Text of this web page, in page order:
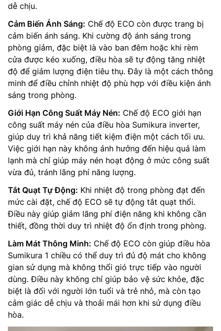
dễ chịu.
Cảm Biến Ánh Sáng: Chế độ ECO còn được trang bị
cảm biến ánh sáng. Khi cường độ ánh sáng trong
phòng giảm, đặc biệt là vào ban đêm hoặc khi rèm
cửa được kéo xuống, điều hòa sẽ tự động tăng nhiệt
độ để giảm lượng điện tiêu thụ. Đây là một cách thông
minh để điều chỉnh nhiệt độ phù hợp với điều kiện ánh
sáng trong phòng.
Giới Hạn Công Suất Máy Nén: Chế độ ECO giới hạn
công suất máy nén của điều hòa Sumikura inverter,
giúp duy trì khả năng tiết kiệm điện một cách tối ưu.
Việc giới hạn này không ảnh hưởng đến hiệu quả làm
lạnh mà chỉ giúp máy nén hoạt động ở mức công suất
vừa đủ, tránh lãng phí năng lượng.
Tắt Quạt Tự Động: Khi nhiệt độ trong phòng đạt đến
mức cài đặt, chế độ ECO sẽ tự động tắt quạt thổi.
Điều này giúp giảm lãng phí điện năng khi không cần
thiết, đồng thời duy trì nhiệt độ ổn định trong phòng.
Làm Mát Thông Minh: Chế độ ECO còn giúp điều hòa
Sumikura 1 chiều có thể duy trì đủ độ mát cho không
gian sử dụng mà không thổi gió trực tiếp vào người
dùng. Điều này không chỉ giúp bảo vệ sức khỏe, đặc
biệt là đối với người lớn tuổi và trẻ nhỏ, mà còn tạo
cảm giác dễ chịu và thoải mái hơn khi sử dụng điều
hòa.